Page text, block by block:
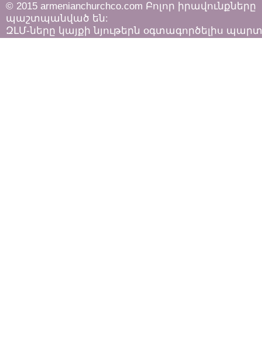
© 2015 armenianchurchco.com Բոլոր իրավունքները
պաշտպանված են:
ԶԼՄ-ները կայքի նյութերն օգտագործելիս